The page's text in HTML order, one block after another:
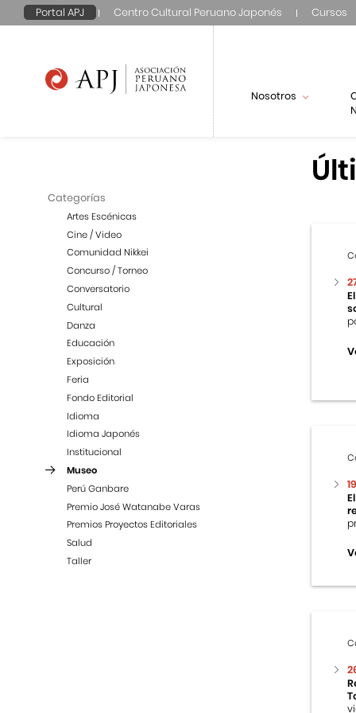
Portal APJ Centro Cultural Peruano Japonés Cursos
Nosotros
Categorías
Artes Escénicas
Cine / Video
Comunidad Nikkei
Concurso / Torneo
Conversatorio
Cultural
Danza
Educación
Exposición
Feria
Fondo Editorial
Idioma
Idioma Japonés
Institucional
Museo
Perú Ganbare
Premio José Watanabe Varas
Premios Proyectos Editoriales
Salud
Taller